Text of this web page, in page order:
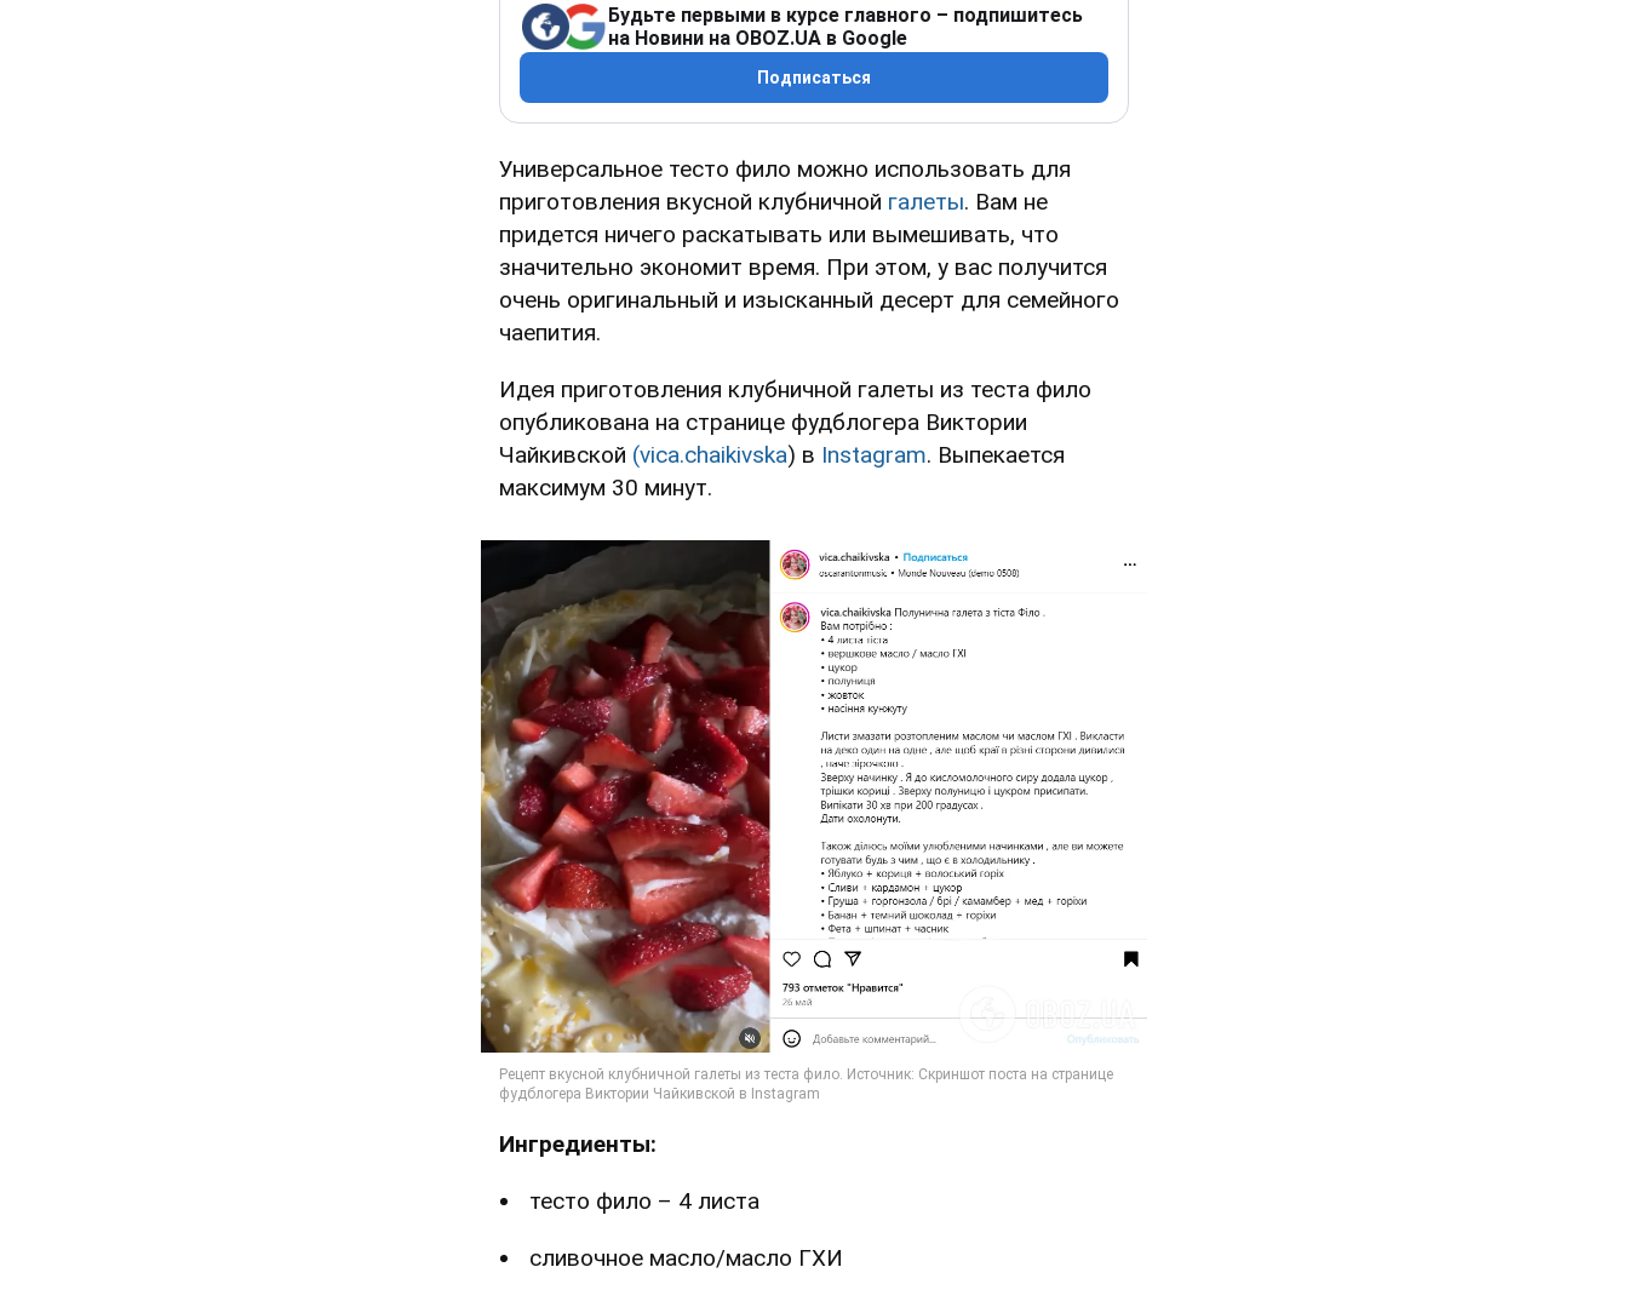
Будьте первыми в курсе главного – подпишитесь
на Новини на OBOZ.UA в Google
Подписаться
Универсальное тесто фило можно использовать для
приготовления вкусной клубничной галеты. Вам не
придется ничего раскатывать или вымешивать, что
значительно экономит время. При этом, у вас получится
очень оригинальный и изысканный десерт для семейного
чаепития.
Идея приготовления клубничной галеты из теста фило
опубликована на странице фудблогера Виктории
Чайкивской (vica.chaikivska) в Instagram. Выпекается
максимум 30 минут.
Ингредиенты:
тесто фило – 4 листа
сливочное масло/масло ГХИ